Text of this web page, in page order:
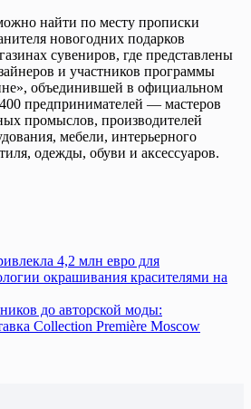
найти по месту прописки
новогодних подарков
сувениров, где представлены
и участников программы
объединившей в официальном
предпринимателей — мастеров
промыслов, производителей
мебели, интерьерного
одежды, обуви и аксессуаров.
4,2 млн евро для
окрашивания красителями на
до авторской моды:
Collection Première Moscow